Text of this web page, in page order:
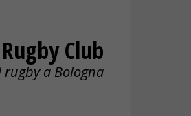
Club
rugby a Bologna